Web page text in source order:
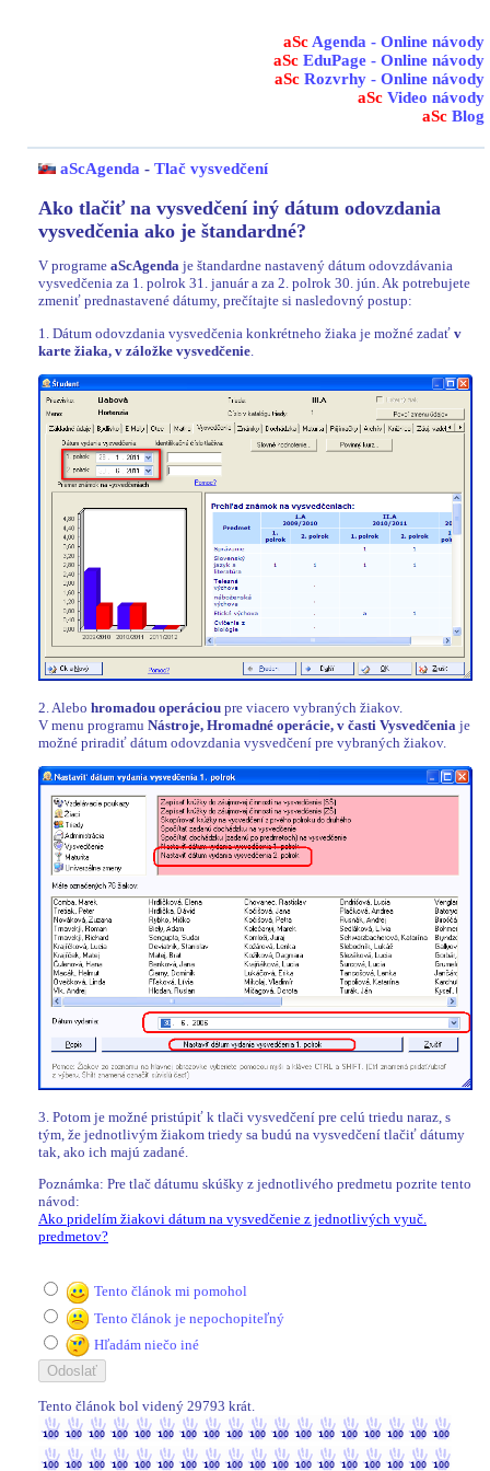
aSc Agenda - Online návody
aSc EduPage - Online návody
aSc Rozvrhy - Online návody
aSc Video návody
aSc Blog
aScAgenda - Tlač vysvedčení
Ako tlačiť na vysvedčení iný dátum odovzdania
vysvedčenia ako je štandardné?
V programe aScAgenda je štandardne nastavený dátum odovzdávania
vysvedčenia za 1. polrok 31. január a za 2. polrok 30. jún. Ak potrebujete
zmeniť prednastavené dátumy, prečítajte si nasledovný postup:
1. Dátum odovzdania vysvedčenia konkrétneho žiaka je možné zadať v
karte žiaka, v záložke vysvedčenie
2. Alebo hromadou operáciou pre viacero vybraných žiakov.
V menu programu Nástroje, Hromadné operácie, v časti Vysvedčenia je
možné priradiť dátum odovzdania vysvedčení pre vybraných žiakov.
3. Potom je možné pristúpiť k tlači vysvedčení pre celú triedu naraz, s
tým, že jednotlivým žiakom triedy sa budú na vysvedčení tlačiť dátumy
tak, ako ich majú zadané.
Poznámka: Pre tlač dátumu skúšky z jednotlivého predmetu pozrite tento
návod:
Ako pridelím žiakovi dátum na vysvedčenie z jednotlivých vyuč.
predmetov?
Tento článok mi pomohol
Tento článok je nepochopiteľný
Hľadám niečo iné
Tento článok bol videný 29793 krát.